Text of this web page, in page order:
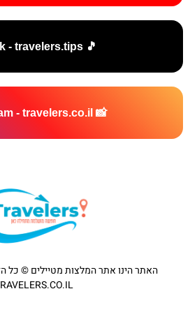
🎵 TikTok - travelers.tips
📸 Instagram - travelers.co.il
האתר הינו אתר המלצות מטיילים © כל